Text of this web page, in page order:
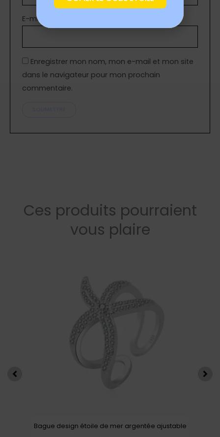
E-mail
Enregistrer mon nom, mon e-mail et mon site
dans le navigateur pour mon prochain
commentaire.
Ces produits pourraient
vous plaire
Bague design étoile de mer argentée ajustable